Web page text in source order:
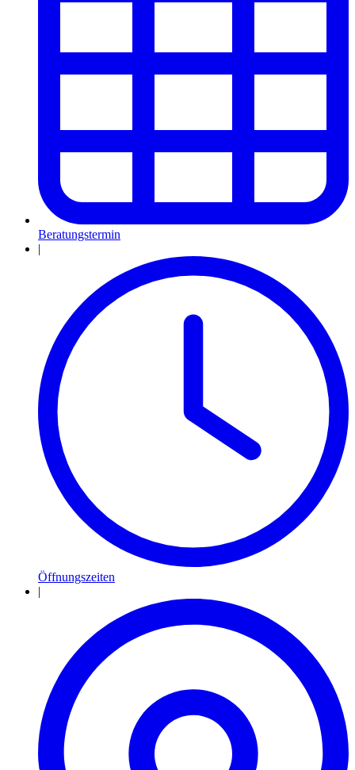
Beratungstermin
|
Öffnungszeiten
|